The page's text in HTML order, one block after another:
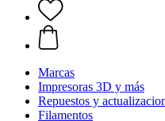
Marcas
Impresoras 3D y más
Repuestos y
Filamentos